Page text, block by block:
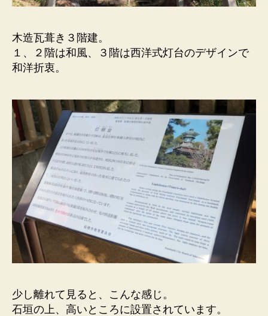
木造瓦葺き３階建。
１、２階は和風、３階は西洋式灯台のデザインで
和洋折衷。
少し離れて見ると、こんな感じ。
石垣の上、高いところに設置されています。